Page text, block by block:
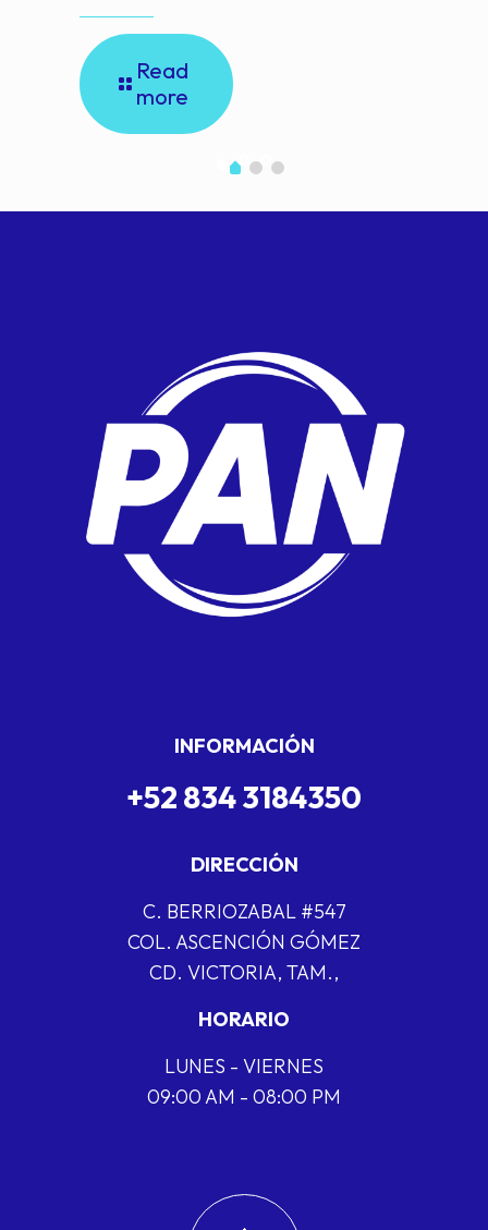
Read
more
INFORMACIÓN
+52 834 3184350
DIRECCIÓN
C. BERRIOZABAL #547
COL. ASCENCIÓN GÓMEZ
CD. VICTORIA, TAM.,
HORARIO
LUNES - VIERNES
09:00 AM - 08:00 PM